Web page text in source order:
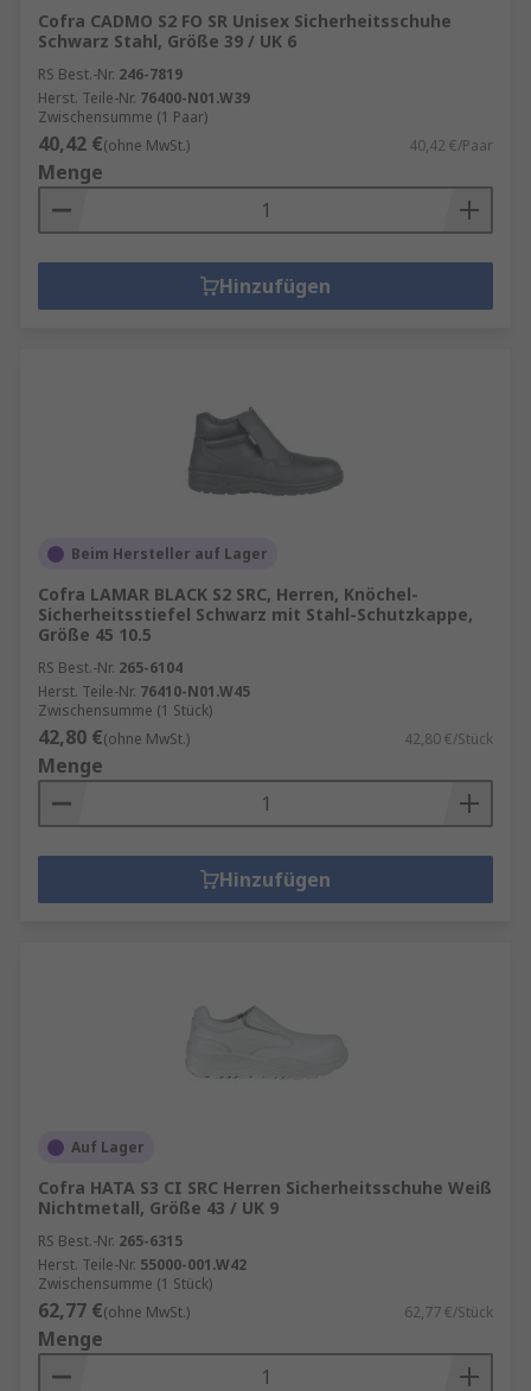
Cofra CADMO S2 FO SR Unisex Sicherheitsschuhe
Schwarz Stahl, Größe 39 / UK 6
RS Best.-Nr. 246-7819
Herst. Teile-Nr. 76400-N01.W39
Zwischensumme (1 Paar)
40,42 €(ohne MwSt.) 40,42 €/Paar
Menge
Hinzufügen
Beim Hersteller auf Lager
Cofra LAMAR BLACK S2 SRC, Herren, Knöchel-
Sicherheitsstiefel Schwarz mit Stahl-Schutzkappe,
Größe 45 10.5
RS Best.-Nr. 265-6104
Herst. Teile-Nr. 76410-N01.W45
Zwischensumme (1 Stück)
42,80 €(ohne MwSt.) 42,80 €/Stück
Menge
Hinzufügen
Auf Lager
Cofra HATA S3 CI SRC Herren Sicherheitsschuhe Weiß
Nichtmetall, Größe 43 / UK 9
RS Best.-Nr. 265-6315
Herst. Teile-Nr. 55000-001.W42
Zwischensumme (1 Stück)
62,77 €(ohne MwSt.) 62,77 €/Stück
Menge